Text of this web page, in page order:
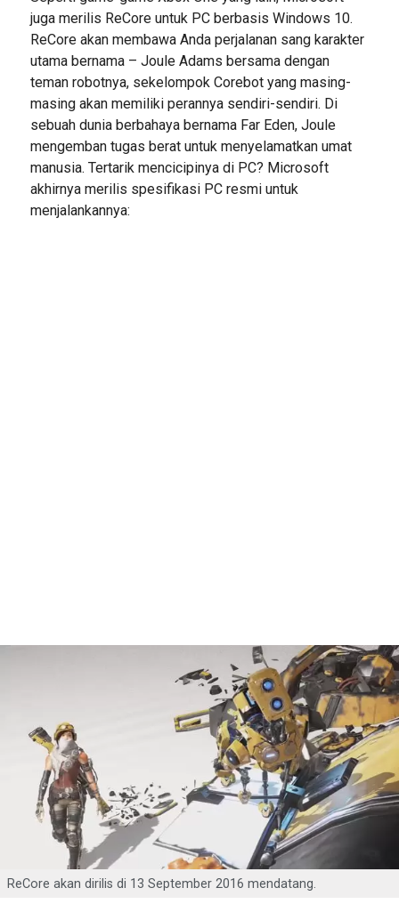
juga merilis ReCore untuk PC berbasis Windows 10.
ReCore akan membawa Anda perjalanan sang karakter
utama bernama – Joule Adams bersama dengan
teman robotnya, sekelompok Corebot yang masing-
masing akan memiliki perannya sendiri-sendiri. Di
sebuah dunia berbahaya bernama Far Eden, Joule
mengemban tugas berat untuk menyelamatkan umat
manusia. Tertarik mencicipinya di PC? Microsoft
akhirnya merilis spesifikasi PC resmi untuk
menjalankannya:
ReCore akan dirilis di 13 September 2016 mendatang.